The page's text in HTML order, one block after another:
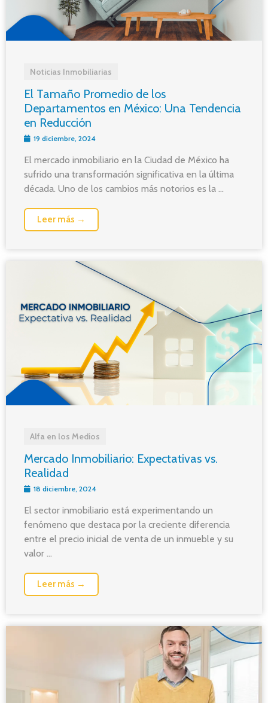
Noticias Inmobiliarias
El Tamaño Promedio de los
Departamentos en México: Una Tendencia
en Reducción
19 diciembre, 2024
El mercado inmobiliario en la Ciudad de México ha
sufrido una transformación significativa en la última
década. Uno de los cambios más notorios es la ...
Leer más →
Alfa en los Medios
Mercado Inmobiliario: Expectativas vs.
Realidad
18 diciembre, 2024
El sector inmobiliario está experimentando un
fenómeno que destaca por la creciente diferencia
entre el precio inicial de venta de un inmueble y su
valor ...
Leer más →